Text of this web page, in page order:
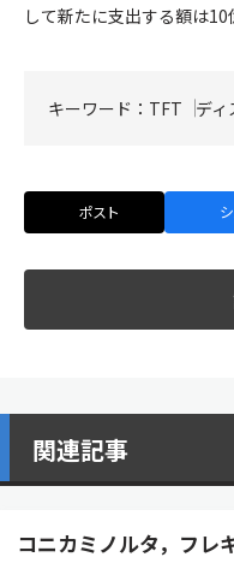
して新たに支出する額は10
キーワード： TFT ディ
ポスト
関連記事
コニカミノルタ，フレ